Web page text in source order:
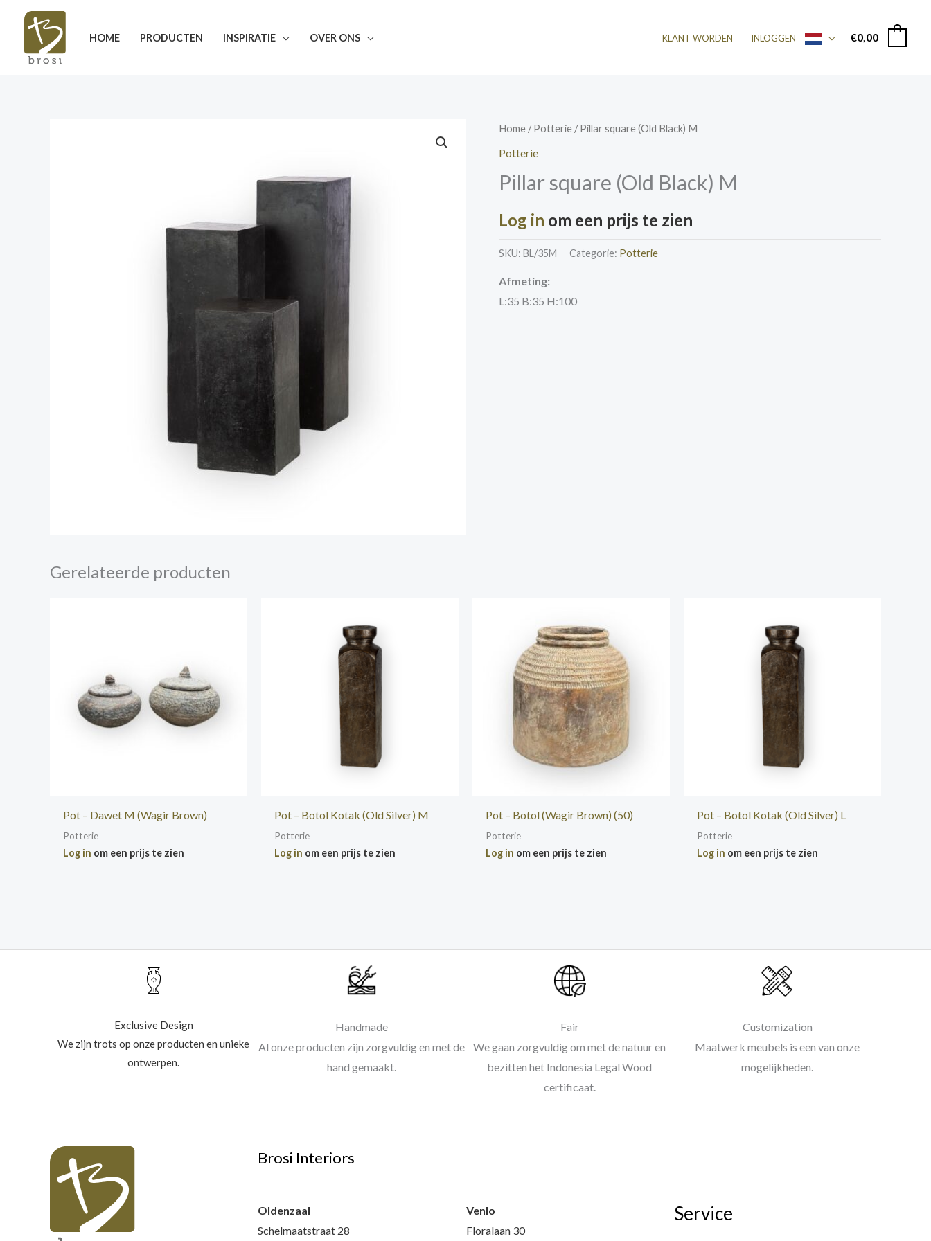
HOME PRODUCTEN INSPIRATIE OVER ONS KLANT WORDEN INLOGGEN €0,00
Home /Potterie / Pillar square (Old Black) M
Potterie
Pillar square (Old Black) M
Log in om een prijs te zien
SKU: BL/35M Categorie: Potterie
Afmeting:
L:35 B:35 H:100
Gerelateerde producten
Pot – Dawet M (Wagir Brown)
Potterie
Log in om een prijs te zien
Pot – Botol Kotak (Old Silver) M
Potterie
Log in om een prijs te zien
Pot – Botol (Wagir Brown) (50)
Potterie
Log in om een prijs te zien
Pot – Botol Kotak (Old Silver) L
Potterie
Log in om een prijs te zien
Exclusive Design
We zijn trots op onze producten en unieke
ontwerpen.
Handmade
Al onze producten zijn zorgvuldig en met de
hand gemaakt.
Fair
We gaan zorgvuldig om met de natuur en
bezitten het Indonesia Legal Wood
certificaat.
Customization
Maatwerk meubels is een van onze
mogelijkheden.
Brosi Interiors
Oldenzaal
Schelmaatstraat 28
Venlo
Floralaan 30
Service